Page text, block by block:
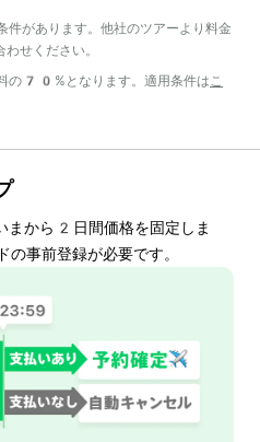
があります。他社のツアーより料金
わせください。
70%となります。適用条件は こ
まから 2 日間価格を固定しま
事前登録が必要です。